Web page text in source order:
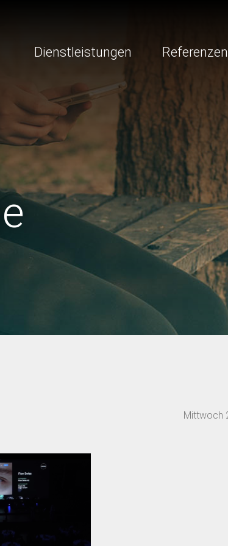
Dienstleistungen Referenzen
Mittwoch